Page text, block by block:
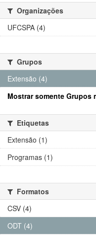
Organizações
UFCSPA (4)
Grupos
Extensão (4)
Mostrar somente Grupos
Etiquetas
Extensão (1)
Programas (1)
Formatos
CSV (4)
ODT (4)